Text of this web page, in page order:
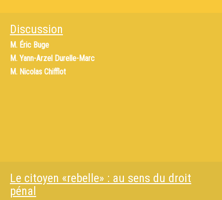
Discussion
M. Éric Buge
M. Yann-Arzel Durelle-Marc
M. Nicolas Chifflot
Le citoyen «rebelle» : au sens du droit
pénal